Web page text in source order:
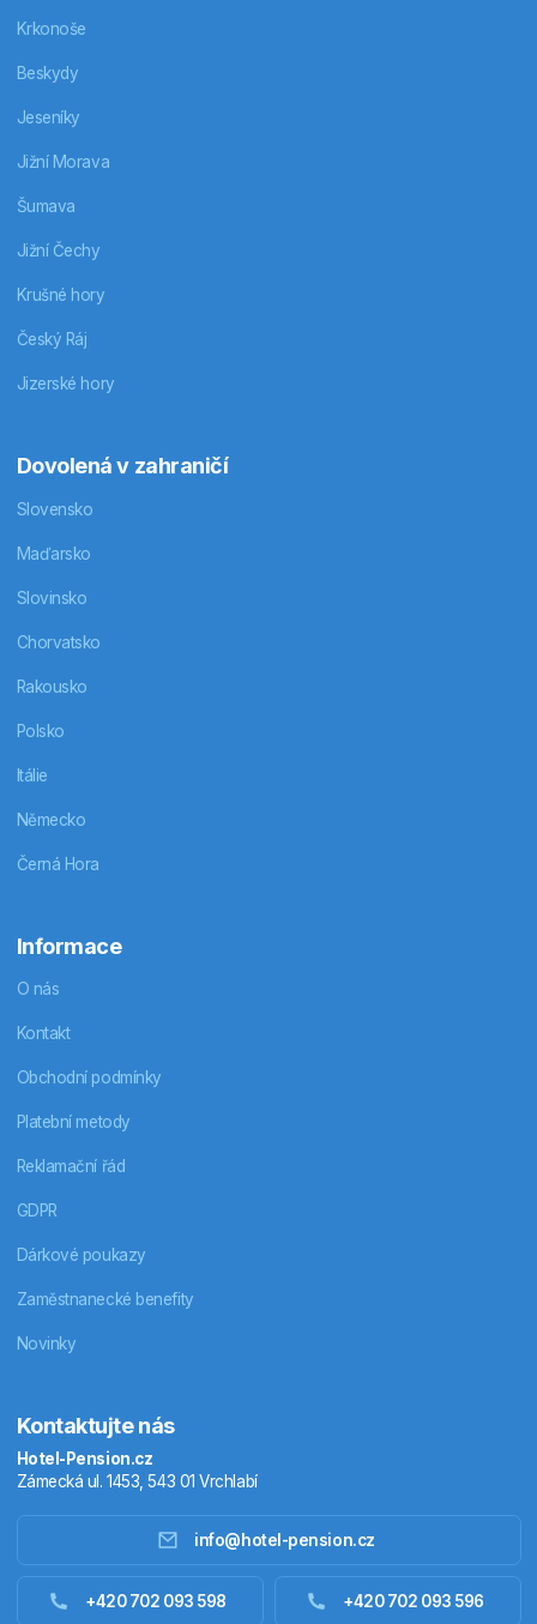
Krkonoše
Beskydy
Jeseníky
Jižní Morava
Šumava
Jižní Čechy
Krušné hory
Český Ráj
Jizerské hory
Dovolená v zahraničí
Slovensko
Maďarsko
Slovinsko
Chorvatsko
Rakousko
Polsko
Itálie
Německo
Černá Hora
Informace
O nás
Kontakt
Obchodní podmínky
Platební metody
Reklamační řád
GDPR
Dárkové poukazy
Zaměstnanecké benefity
Novinky
Kontaktujte nás
Hotel-Pension.cz
Zámecká ul. 1453, 543 01 Vrchlabí
info@hotel-pension.cz
+420 702 093 598 +420 702 093 596